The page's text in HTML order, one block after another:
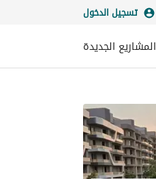
تسجيل الدخول
المشاريع الجديدة